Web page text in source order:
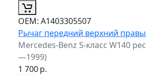
ОЕМ: A1403305507
Рычаг передний верхний
Mercedes-Benz S-класс W140
—1999)
1 700р.